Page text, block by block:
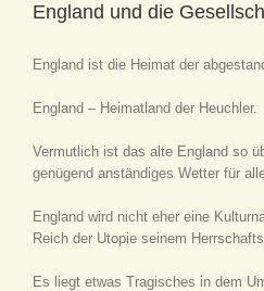
England und die
England ist die Heimat der
England – Heimatland der Heuchler.
Vermutlich ist das alte England so
genügend anständiges Wetter für
England wird nicht eher eine
Reich der Utopie seinem
Es liegt etwas Tragisches in dem